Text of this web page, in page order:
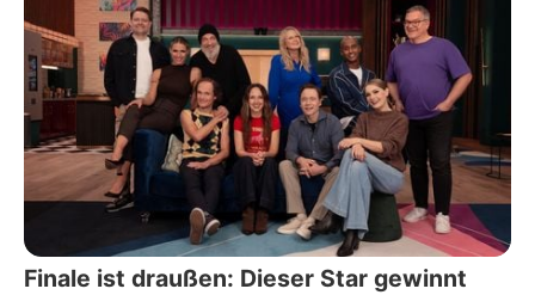
Finale ist draußen: Dieser Star gewinnt